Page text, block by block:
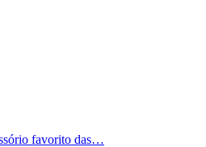
favorito das…